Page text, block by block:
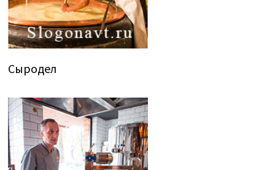
Сыродел